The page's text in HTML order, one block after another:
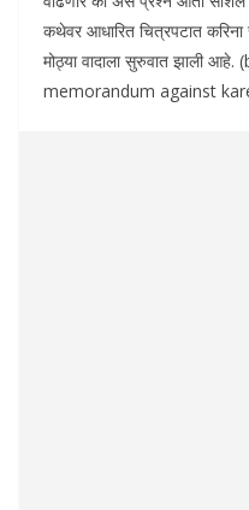
कथेवर आधारित चित्रपटात करिना
मोठ्या वादाला सुरुवात झाली
memorandum against